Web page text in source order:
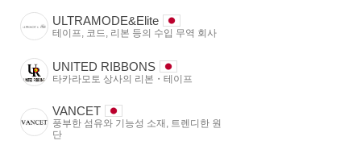
ULTRAMODE&Elite
테이프, 코드, 리본 등의 수입 무역 회사
UNITED RIBBONS
타카라모토 상사의 리본・테이프
VANCET
풍부한 섬유와 기능성 소재, 트렌디한 원
단